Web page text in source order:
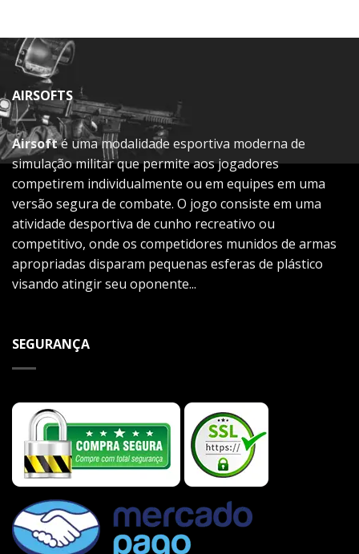
AIRSOFTS
Airsofté uma modalidade esportiva moderna de
simulação militar que permite aos jogadores
competirem individualmente ou em equipes em uma
versão segura de combate. O jogo consiste em uma
atividade desportiva de cunho recreativo ou
competitivo, onde os competidores munidos de armas
apropriadas disparam pequenas esferas de plástico
visando atingir seu oponente...
SEGURANÇA